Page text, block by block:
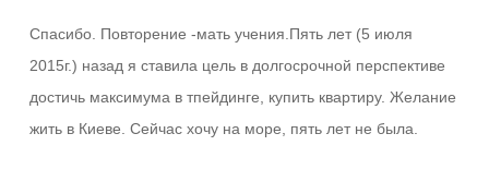
Спасибо. Повторение -мать учения.Пять лет (5 июля
2015г.) назад я ставила цель в долгосрочной перспективе
достичь максимума в тпейдинге, купить квартиру. Желание
жить в Киеве. Сейчас хочу на море, пять лет не была.